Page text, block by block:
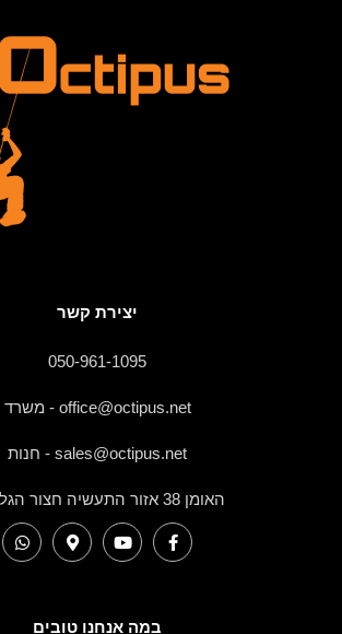
יצירת קשר
050-961-1095
office@octipus.net - משרד
sales@octipus.net - חנות
האומן 38 אזור התעשיה חצור הגלילית
במה אנחנו טובים